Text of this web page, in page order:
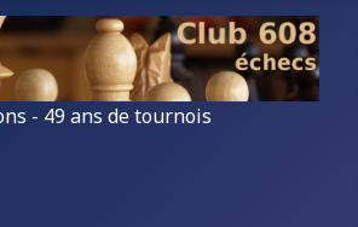
- 49 ans de tournois